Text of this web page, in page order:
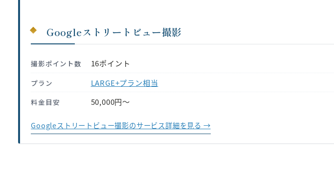
Googleストリートビュー撮影
撮影ポイント数 16ポイント
プラン LARGE+プラン相当
料金目安 50,000円〜
Googleストリートビュー撮影のサービス詳細を見る →